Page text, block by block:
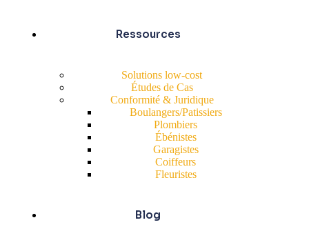
Ressources
Solutions low-cost
Études de Cas
Conformité & Juridique
Boulangers/Patissiers
Plombiers
Ébénistes
Garagistes
Coiffeurs
Fleuristes
Blog